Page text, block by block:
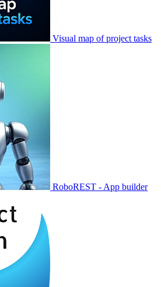
Visual map of project tasks
RoboREST - App builder